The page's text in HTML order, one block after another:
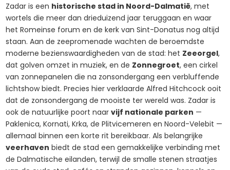
Zadar is een historische stad in Noord-Dalmatië, met
wortels die meer dan drieduizend jaar teruggaan en waar
het Romeinse forum en de kerk van Sint-Donatus nog altijd
staan. Aan de zeepromenade wachten de beroemdste
moderne bezienswaardigheden van de stad: het Zeeorgel,
dat golven omzet in muziek, en de Zonnegroet, een cirkel
van zonnepanelen die na zonsondergang een verbluffende
lichtshow biedt. Precies hier verklaarde Alfred Hitchcock ooit
dat de zonsondergang de mooiste ter wereld was. Zadar is
ook de natuurlijke poort naar vijf nationale parken —
Paklenica, Kornati, Krka, de Plitvicemeren en Noord-Velebit —
allemaal binnen een korte rit bereikbaar. Als belangrijke
veerhaven biedt de stad een gemakkelijke verbinding met
de Dalmatische eilanden, terwijl de smalle stenen straatjes